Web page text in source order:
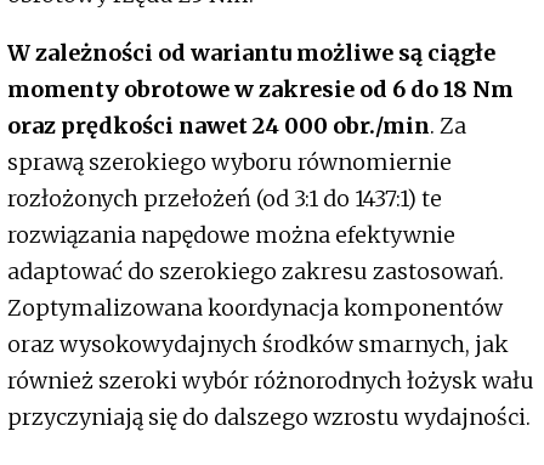
W zależności od wariantu możliwe są ciągłe
momenty obrotowe w zakresie od 6 do 18 Nm
oraz prędkości nawet 24 000 obr./min. Za
sprawą szerokiego wyboru równomiernie
rozłożonych przełożeń (od 3:1 do 1437:1) te
rozwiązania napędowe można efektywnie
adaptować do szerokiego zakresu zastosowań.
Zoptymalizowana koordynacja komponentów
oraz wysokowydajnych środków smarnych, jak
również szeroki wybór różnorodnych łożysk wału
przyczyniają się do dalszego wzrostu wydajności.